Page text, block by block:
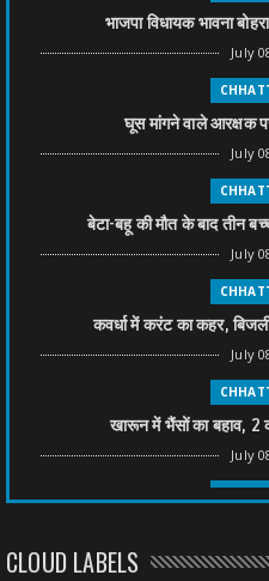
भाजपा विधायक भावना
July
घूस मांगने वाले आरक्षक
July
बेटा-बहू की मौत के बाद तीन
July
कवर्धा में करंट का कहर,
July
खारून में भैंसों का बहाव, 2
July
July
CLOUD LABELS